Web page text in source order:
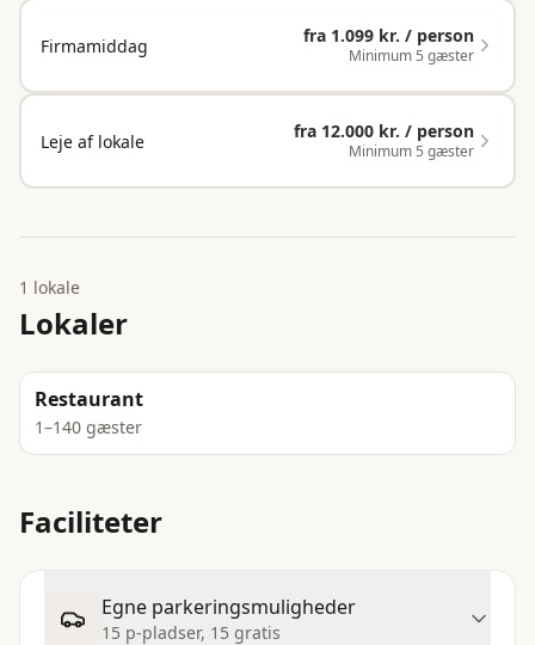
Firmamiddag fra 1.099 kr. / person
Minimum 5 gæster
Leje af lokale fra 12.000 kr. / person
Minimum 5 gæster
1 lokale
Lokaler
Restaurant
1–140 gæster
Faciliteter
Egne parkeringsmuligheder
15 p-pladser, 15 gratis